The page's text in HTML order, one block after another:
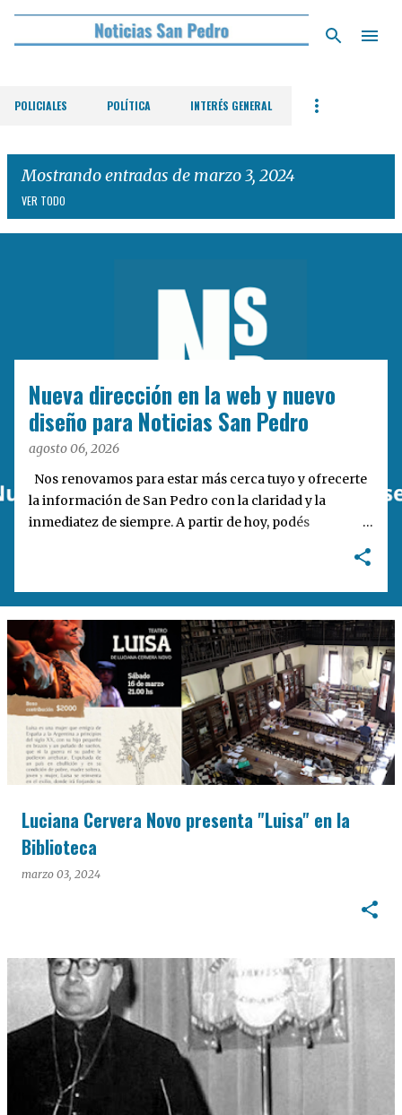
Ir al contenido principal
POLICIALES POLÍTICA INTERÉS GENERAL
Mostrando entradas de marzo 3, 2024
VER TODO
Nueva dirección en la web y nuevo
diseño para Noticias San Pedro
agosto 06, 2026
Nos renovamos para estar más cerca tuyo y ofrecerte
la información de San Pedro con la claridad y la
inmediatez de siempre. A partir de hoy, podés
Desarrollamos una interfaz más ágil, moderna e
intuitiva, pensada para optimizar la navegación desde
cualquier dispositivo, facilitar el acceso a las noticias
locales y potenciar la interacción de los lectores con
nuestros contenidos.
Luciana Cervera Novo presenta "Luisa" en la
Biblioteca
marzo 03, 2024